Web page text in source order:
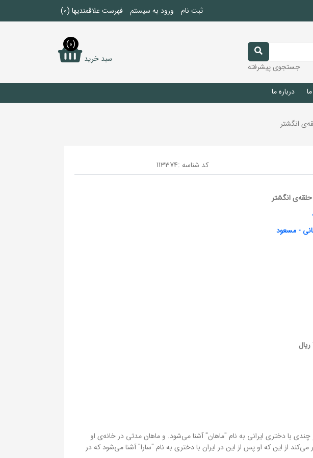
ثبت نام ورود به سیستم فهرست علاقمندیها (0)
جستجوی پیشرفته
سبد خرید
(0)
درباره ما
انگشتر
کد شناسه :113374
حلقه‌ی انگشتر
- مسعود
با دختری ایرانی به نام "ماهان" آشنا می‌شود. و ماهان مدتی در خانه‌ی او
از این که او پس از این در ایران با دختری به نام "سارا" آشنا می‌شود که در